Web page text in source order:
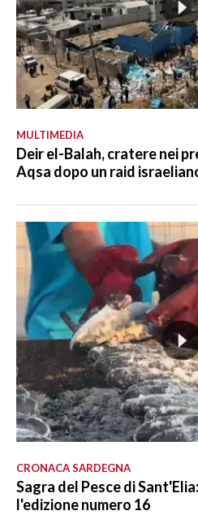
MULTIMEDIA
Deir el-Balah, cratere nei
Aqsa dopo un raid
CRONACA SARDEGNA
Sagra del Pesce di
l'edizione numero 16